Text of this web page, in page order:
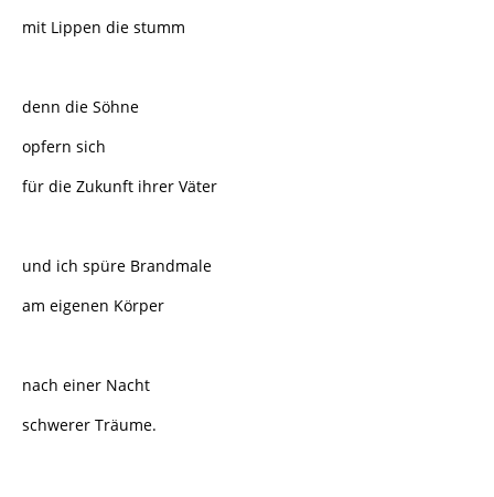
mit Lippen die stumm
denn die Söhne
opfern sich
für die Zukunft ihrer Väter
und ich spüre Brandmale
am eigenen Körper
nach einer Nacht
schwerer Träume.